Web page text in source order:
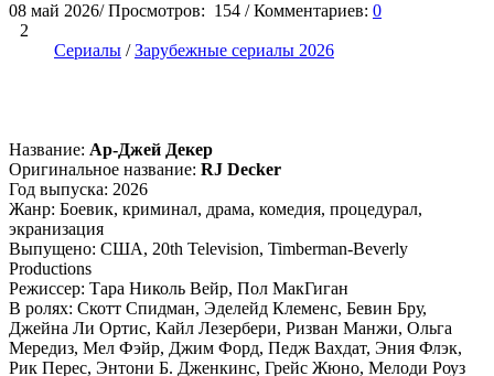
08 май 2026/ Просмотров: 154 / Комментариев: 0
2
Сериалы /Зарубежные сериалы 2026
Название: Ар-Джей Декер
Оригинальное название: RJ Decker
Год выпуска: 2026
Жанр: Боевик, криминал, драма, комедия, процедурал,
экранизация
Выпущено: США, 20th Television, Timberman-Beverly
Productions
Режиссер: Тара Николь Вейр, Пол МакГиган
В ролях: Скотт Спидман, Эделейд Клеменс, Бевин Бру,
Джейна Ли Ортис, Кайл Лезербери, Ризван Манжи, Ольга
Мередиз, Мел Фэйр, Джим Форд, Педж Вахдат, Эния Флэк,
Рик Перес, Энтони Б. Дженкинс, Грейс Жюно, Мелоди Роуз